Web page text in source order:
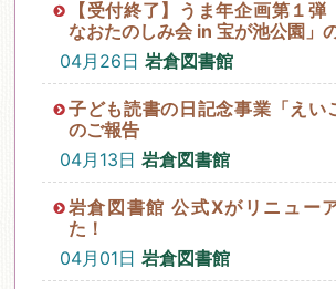
【受付終了】うま年企画第１弾
なおたのしみ会 in 宝が池公園」
04月26日 岩倉図書館
子ども読書の日記念事業「えい
のご報告
04月13日 岩倉図書館
岩倉図書館 公式Xがリニュー
た！
04月01日 岩倉図書館